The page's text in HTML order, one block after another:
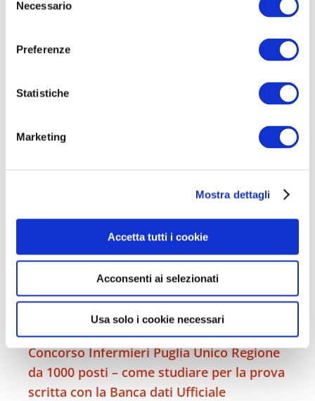
Necessario
Preferenze
Statistiche
Marketing
Mostra dettagli
Accetta tutti i cookie
Acconsenti ai selezionati
Usa solo i cookie necessari
Concorso OSS Puglia – Come superare la
Concorso Infermieri Puglia Unico Regione
da 1000 posti – come studiare per la prova
scritta con la Banca dati Ufficiale